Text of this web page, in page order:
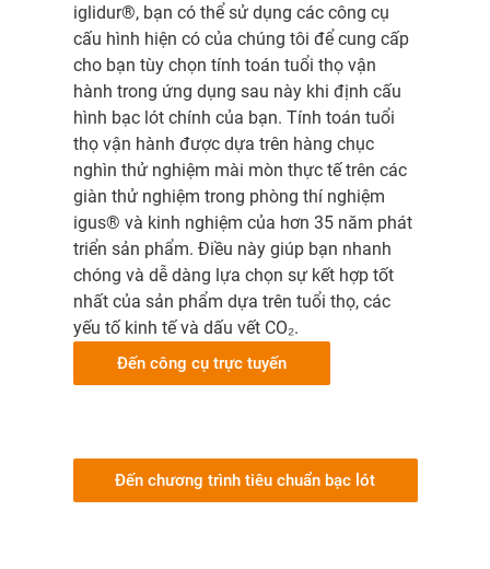
iglidur®, bạn có thể sử dụng các công cụ
cấu hình hiện có của chúng tôi để cung cấp
cho bạn tùy chọn tính toán tuổi thọ vận
hành trong ứng dụng sau này khi định cấu
hình bạc lót chính của bạn. Tính toán tuổi
thọ vận hành được dựa trên hàng chục
nghìn thử nghiệm mài mòn thực tế trên các
giàn thử nghiệm trong phòng thí nghiệm
igus® và kinh nghiệm của hơn 35 năm phát
triển sản phẩm. Điều này giúp bạn nhanh
chóng và dễ dàng lựa chọn sự kết hợp tốt
nhất của sản phẩm dựa trên tuổi thọ, các
yếu tố kinh tế và dấu vết CO₂.
Đến công cụ trực tuyến
Đến chương trình tiêu chuẩn bạc lót